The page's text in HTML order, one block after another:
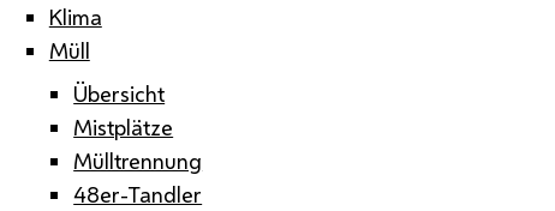
Klima
Müll
Übersicht
Mistplätze
Mülltrennung
48er-Tandler